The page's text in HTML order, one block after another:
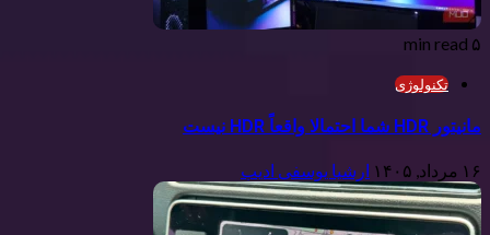
۵ min read
تکنولوژی
مانیتور HDR شما احتمالا واقعاً HDR نیست
۱۶ مرداد, ۱۴۰۵ ارشیا یوسفی ادیب